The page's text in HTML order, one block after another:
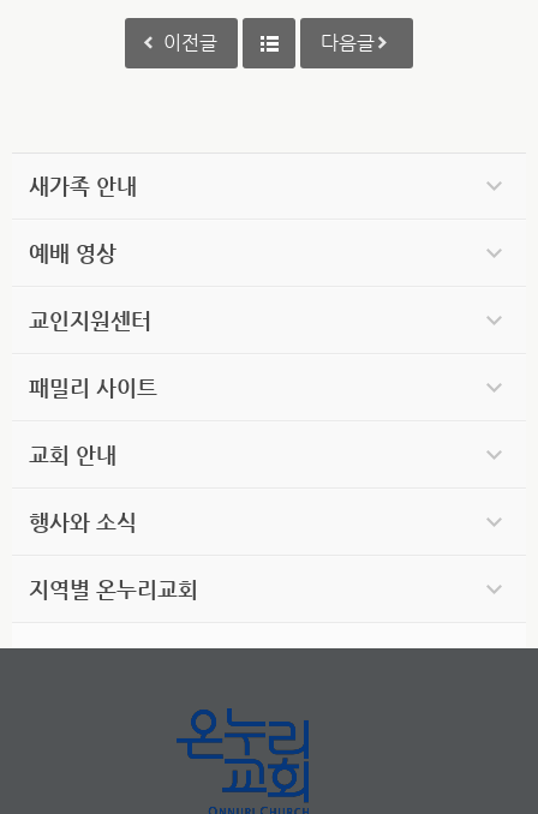
이전글 다음글
새가족 안내
예배 영상
교인지원센터
패밀리 사이트
교회 안내
행사와 소식
지역별 온누리교회